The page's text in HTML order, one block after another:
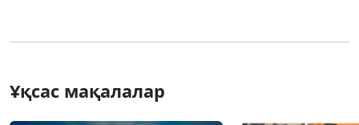
Ұқсас мақалалар